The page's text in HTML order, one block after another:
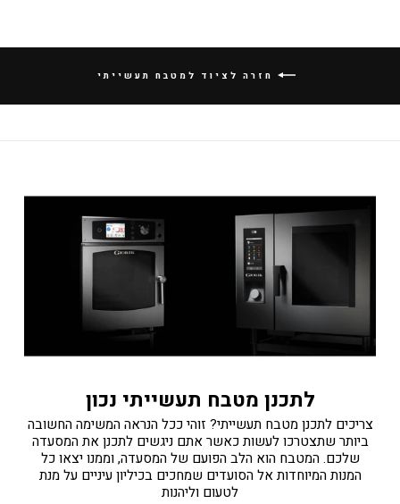
חזרה לציוד למטבח תעשייתי
לתכנן מטבח תעשייתי נכון
צריכים לתכנן מטבח תעשייתי? זוהי ככל הנראה המשימה החשובה
ביותר שתצטרכו לעשות כאשר אתם ניגשים לתכנן את המסעדה
שלכם. המטבח הוא הלב הפועם של המסעדה, וממנו יצאו כל
המנות המיוחדות אל הסועדים שמחכים בכיליון עיניים על מנת
לטעום וליהנות